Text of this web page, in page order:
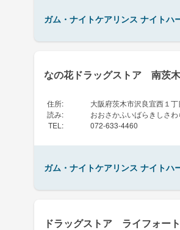
ガム・ナイトケアリンス ナイトハ
なの花ドラッグストア 南茨
住所:
大阪府茨木市沢良宜西１丁
読み:
おおさかふいばらきしさわ
TEL : 072-633-4460
ガム・ナイトケアリンス ナイトハ
ドラッグストア ライフォー